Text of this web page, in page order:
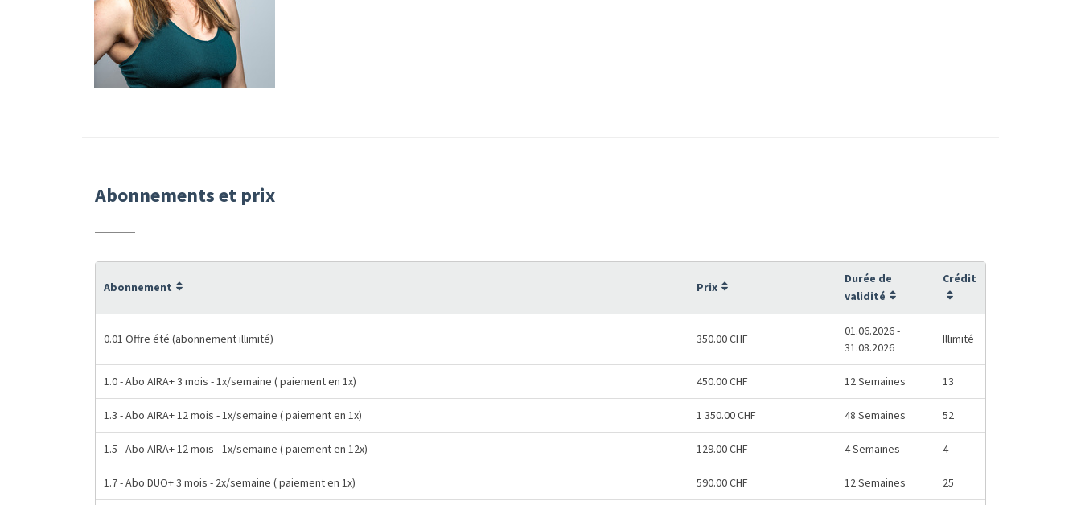
Abonnements et prix
Abonnement Prix
Durée de
validité
Crédit
0.01 Offre été (abonnement illimité) 350.00 CHF
01.06.2026 -
31.08.2026
Illimité
1.0 - Abo AIRA+ 3 mois - 1x/semaine ( paiement en 1x) 450.00 CHF 12 Semaines 13
1.3 - Abo AIRA+ 12 mois - 1x/semaine ( paiement en 1x) 1 350.00 CHF 48 Semaines 52
1.5 - Abo AIRA+ 12 mois - 1x/semaine ( paiement en 12x) 129.00 CHF 4 Semaines 4
1.7 - Abo DUO+ 3 mois - 2x/semaine ( paiement en 1x) 590.00 CHF 12 Semaines 25